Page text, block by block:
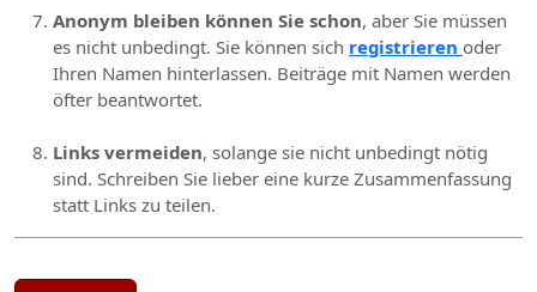
Anonym bleiben können Sie schon, aber Sie müssen
es nicht unbedingt. Sie können sich registrieren oder
Ihren Namen hinterlassen. Beiträge mit Namen werden
öfter beantwortet.
Links vermeiden, solange sie nicht unbedingt nötig
sind. Schreiben Sie lieber eine kurze Zusammenfassung
statt Links zu teilen.